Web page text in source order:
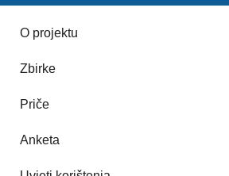
O projektu
Zbirke
Priče
Anketa